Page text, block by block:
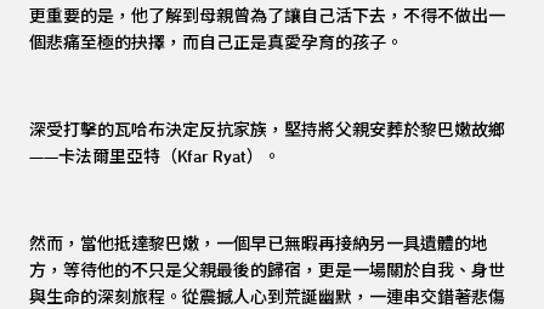
更重要的是，他了解到母親曾為了讓自己活下去，不得不做出一
個悲痛至極的抉擇，而自己正是真愛孕育的孩子。
深受打擊的瓦哈布決定反抗家族，堅持將父親安葬於黎巴嫩故鄉
——卡法爾里亞特（Kfar Ryat）。
然而，當他抵達黎巴嫩，一個早已無暇再接納另一具遺體的地
方，等待他的不只是父親最後的歸宿，更是一場關於自我、身世
與生命的深刻旅程。從震撼人心到荒誕幽默，一連串交錯著悲傷